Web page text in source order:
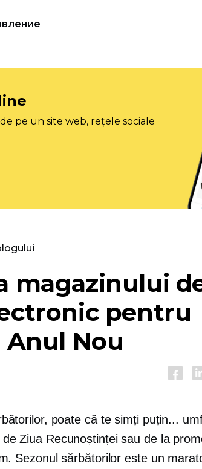
pe un site web, rețele sociale
magazinului
pentru
Anul Nou
poate că te simți puțin...
Ziua Recunoștinței sau de la
Sezonul sărbătorilor este un